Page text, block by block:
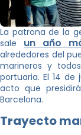
La patrona de la
sale un año
alrededores del
marineros y
portuaria. El 14 de
acto que presidirá
Barcelona.
Trayecto